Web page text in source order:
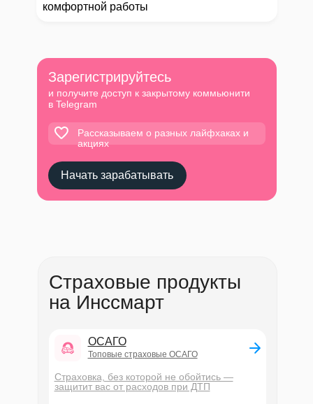
комфортной работы
Зарегистрируйтесь
и получите доступ к закрытому коммьюнити
в Telegram
Рассказываем о разных лайфхаках и
акциях
Начать зарабатывать
Страховые продукты
на Инссмарт
ОСАГО
Топовые страховые ОСАГО
Страховка, без которой не обойтись —
защитит вас от расходов при ДТП